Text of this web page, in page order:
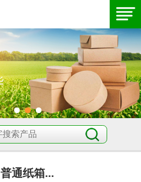
普通纸箱...